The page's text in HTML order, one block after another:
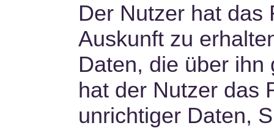
Der Nutzer hat das
Auskunft zu
Daten, die über
hat der Nutzer das
unrichtiger Daten,